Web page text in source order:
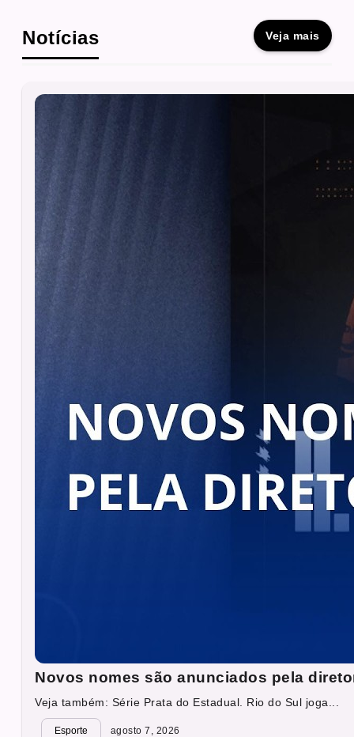
Notícias Veja mais
Novos nomes são anunciados pela
Veja também: Série Prata do Estadual. Rio do Sul joga...
Esporte agosto 7, 2026